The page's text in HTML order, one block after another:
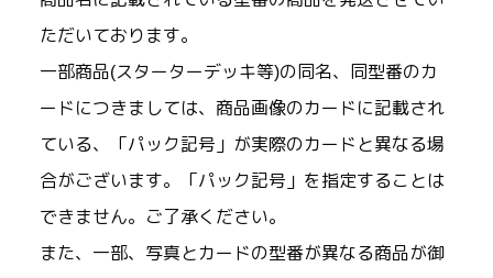
ただいております。
一部商品(スターターデッキ等)の同名、同型番のカ
ードにつきましては、商品画像のカードに記載され
ている、「パック記号」が実際のカードと異なる場
合がございます。「パック記号」を指定することは
できません。ご了承ください。
また、一部、写真とカードの型番が異なる商品が御